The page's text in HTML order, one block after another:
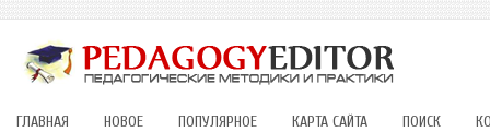
ГЛАВНАЯ НОВОЕ ПОПУЛЯРНОЕ КАРТА САЙТА ПОИСК